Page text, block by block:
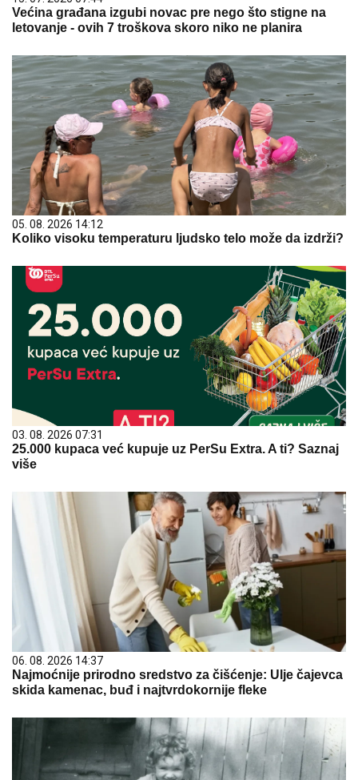
Većina građana izgubi novac pre nego što stigne na
letovanje - ovih 7 troškova skoro niko ne planira
05. 08. 2026 14:12
Koliko visoku temperaturu ljudsko telo može da izdrži?
03. 08. 2026 07:31
25.000 kupaca već kupuje uz PerSu Extra. A ti? Saznaj
više
06. 08. 2026 14:37
Najmoćnije prirodno sredstvo za čišćenje: Ulje čajevca
skida kamenac, buđ i najtvrdokornije fleke